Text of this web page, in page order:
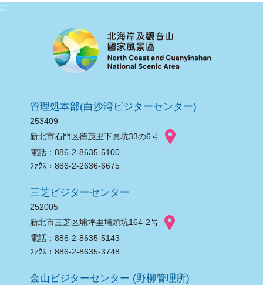
:::
管理処本部(白沙湾ビジターセンター)
253409
新北市石門区徳茂里下員坑33の6号
電話：886-2-8635-5100
ﾌｧｸｽ：886-2-2636-6675
三芝ビジターセンター
252005
新北市三芝区埔坪里埔頭坑164-2号
電話：886-2-8635-5143
ﾌｧｸｽ：886-2-8635-3748
金山ビジターセンター (野柳管理所)